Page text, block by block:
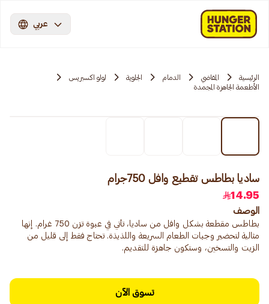
عربي
الرئيسية المقاضي الدمام الجلوية
لولو اكسبريس
الأطعمة الجاهزة المجمدة
ساديا بطاطس تقطيع وافل 750جرام
14.95
الوصف
بطاطس مقطعة بشكل وافل من ساديا، تأتي في عبوة تزن 750 غرام. إنها
مثالية لتحضير وجبات الطعام السريعة واللذيذة. تحتاج فقط إلى قليل من
الزيت والتسخين، وستكون جاهزة للتقديم.
تسوق الآن